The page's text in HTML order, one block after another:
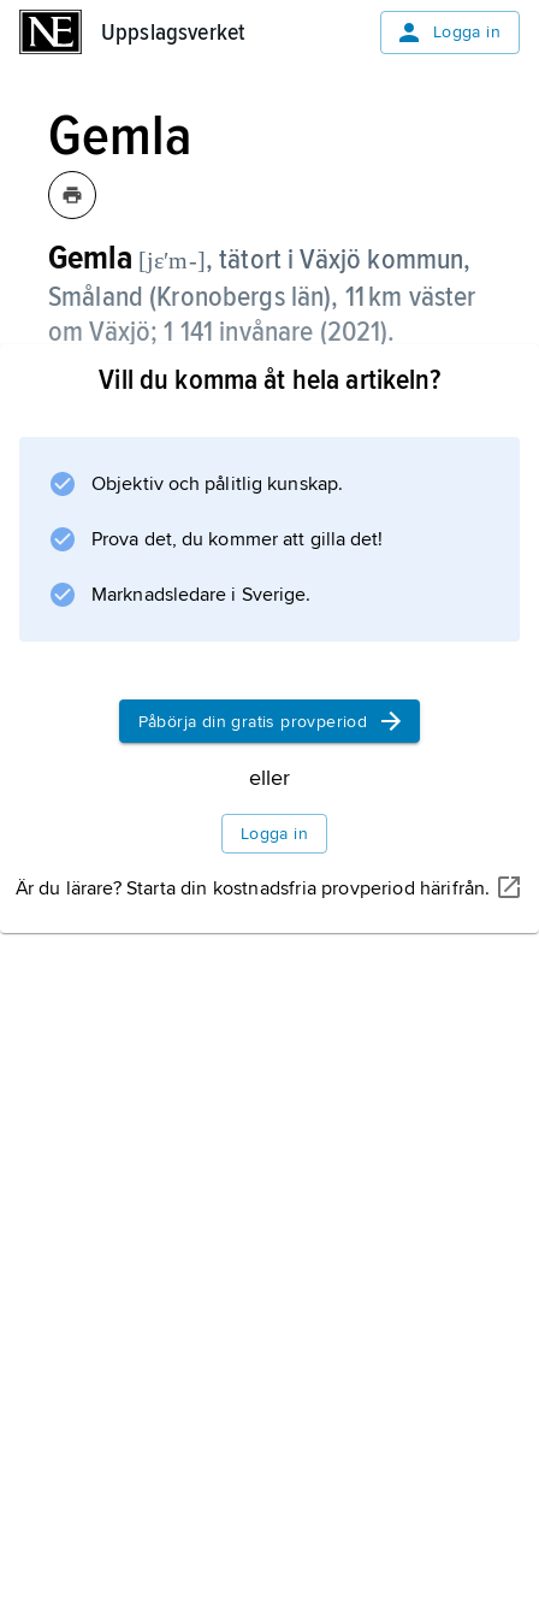
Uppslagsverket Logga in
Gemla
Gemla [jɛʹm-],tätort i Växjö kommun,
Småland (Kronobergs län), 11 km väster
om Växjö;1 141 invånare (2021).
Gemla är beläget vid järnvägen Växjö–
Utpendling sker till Växjö; viss inpendling till
Vill du komma åt hela artikeln?
Objektiv och pålitlig kunskap.
Prova det, du kommer att gilla det!
Marknadsledare i Sverige.
Påbörja din gratis provperiod
eller
Logga in
Är du lärare? Starta din kostnadsfria provperiod härifrån.